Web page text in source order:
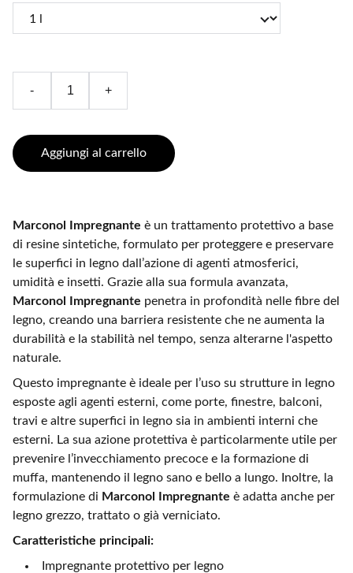
- +
Aggiungi al carrello
Marconol Impregnante è un trattamento protettivo a base
di resine sintetiche, formulato per proteggere e preservare
le superfici in legno dall’azione di agenti atmosferici,
umidità e insetti. Grazie alla sua formula avanzata,
Marconol Impregnante penetra in profondità nelle fibre del
legno, creando una barriera resistente che ne aumenta la
durabilità e la stabilità nel tempo, senza alterarne l'aspetto
naturale.
Questo impregnante è ideale per l’uso su strutture in legno
esposte agli agenti esterni, come porte, finestre, balconi,
travi e altre superfici in legno sia in ambienti interni che
esterni. La sua azione protettiva è particolarmente utile per
prevenire l’invecchiamento precoce e la formazione di
muffa, mantenendo il legno sano e bello a lungo. Inoltre, la
formulazione di Marconol Impregnante è adatta anche per
legno grezzo, trattato o già verniciato.
Caratteristiche principali:
Impregnante protettivo per legno